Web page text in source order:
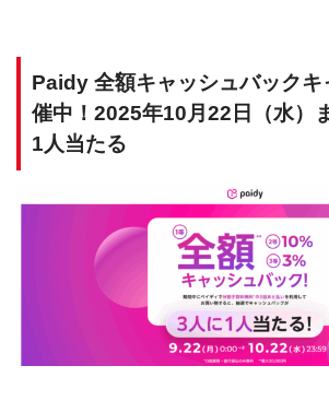
Paidy 全額キャッシュバックキ
催中！2025年10月22日（水）
1人当たる